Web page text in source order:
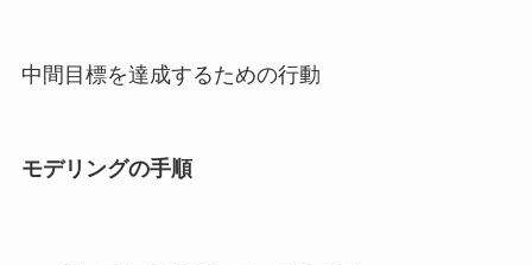
中間目標を達成するための行動
モデリングの手順